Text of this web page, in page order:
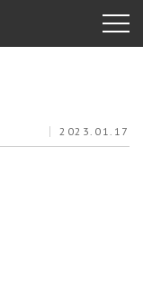
2023.01.17